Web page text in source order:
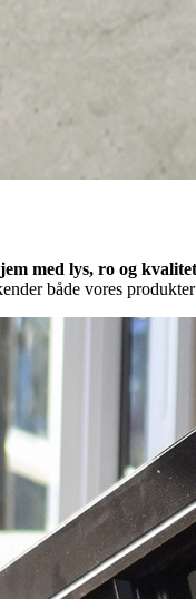
med lys, ro og
både vores